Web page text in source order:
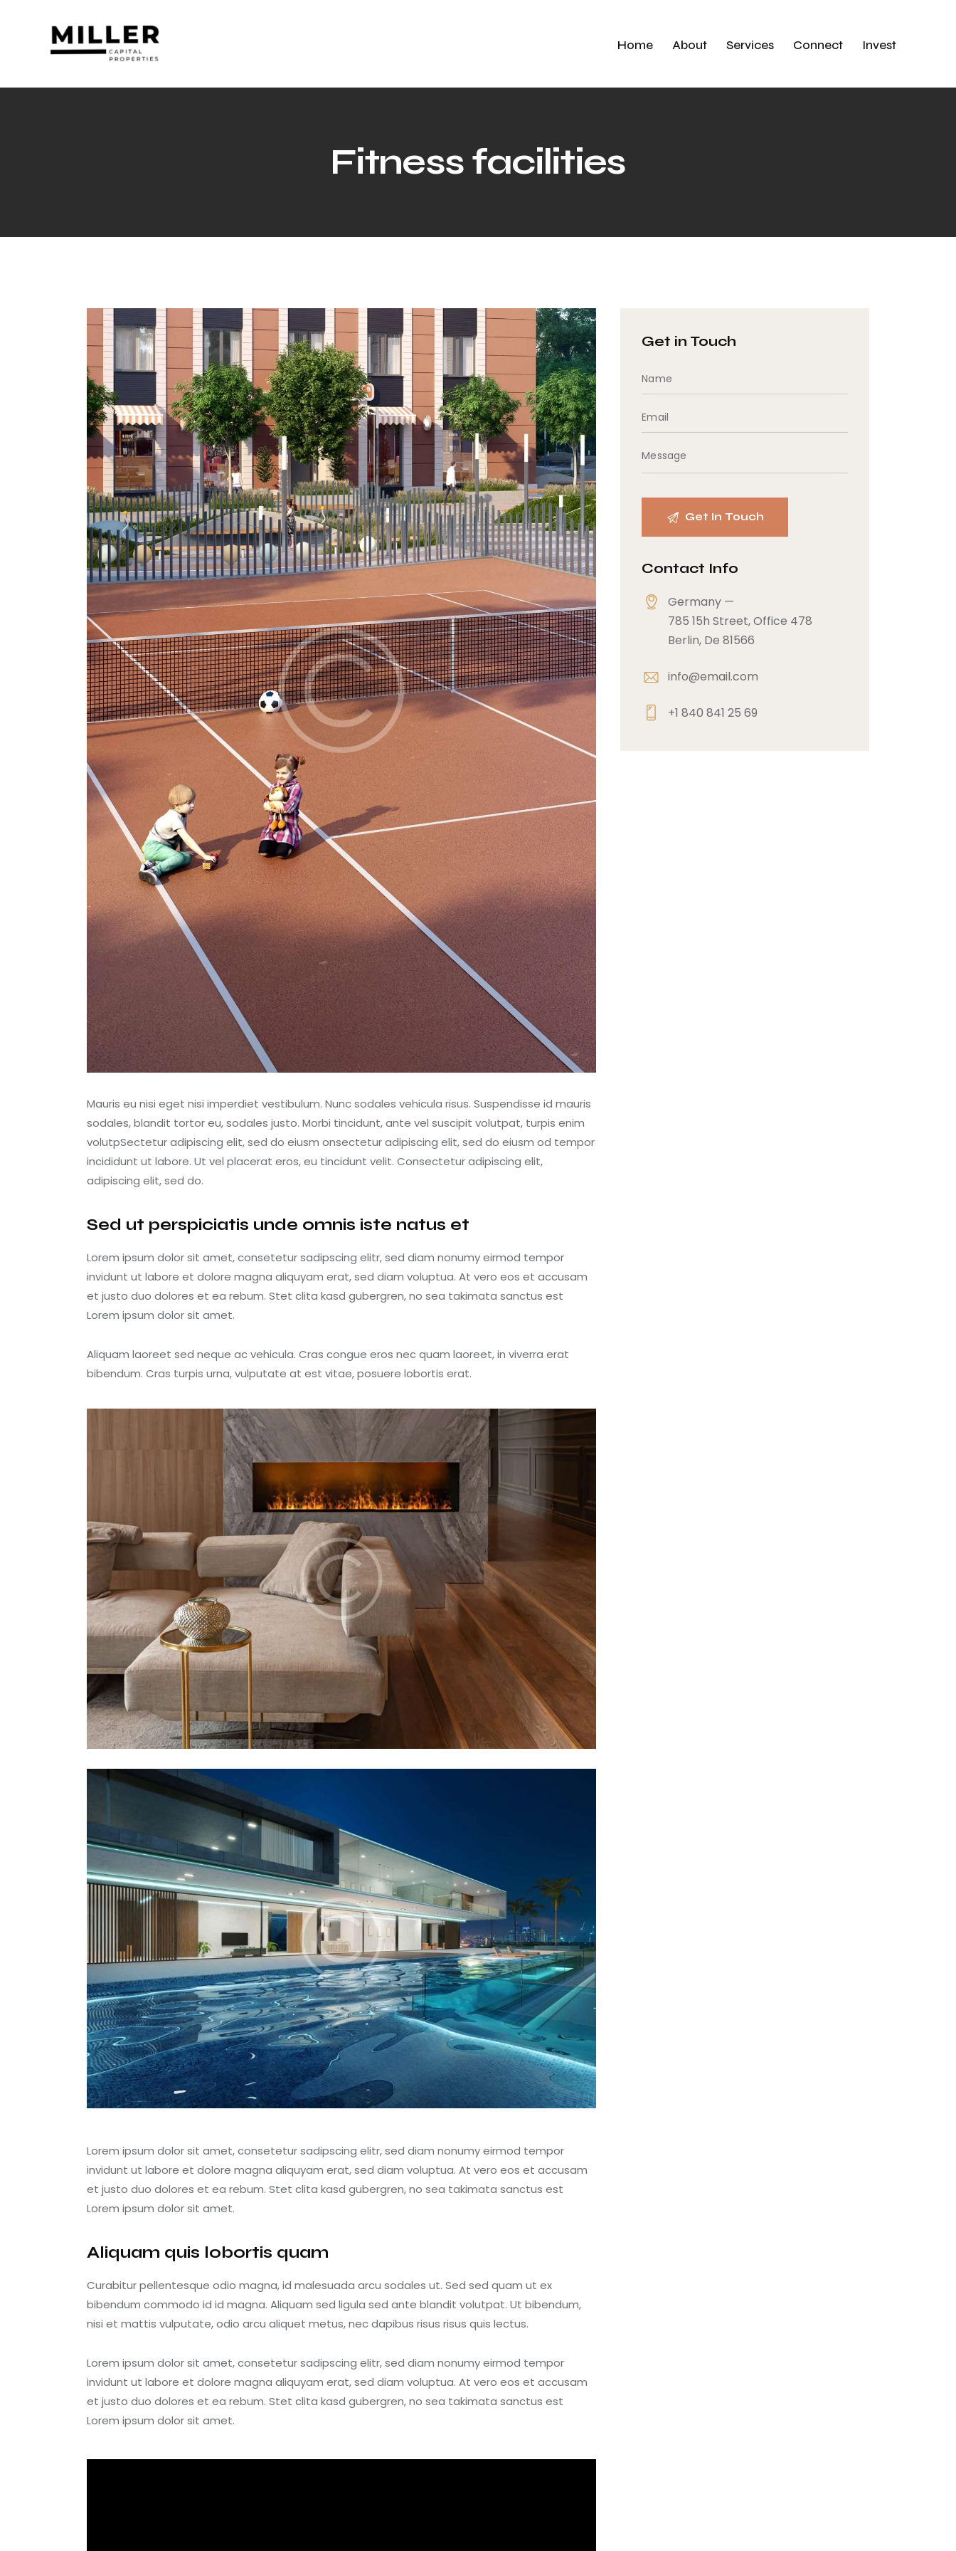
Home About Services Connect Invest
Fitness facilities
Mauris eu nisi eget nisi imperdiet vestibulum. Nunc sodales vehicula risus. Suspendisse id mauris
sodales, blandit tortor eu, sodales justo. Morbi tincidunt, ante vel suscipit volutpat, turpis enim
volutpSectetur adipiscing elit, sed do eiusm onsectetur adipiscing elit, sed do eiusm od tempor
incididunt ut labore. Ut vel placerat eros, eu tincidunt velit. Consectetur adipiscing elit,
adipiscing elit, sed do.
Sed ut perspiciatis unde omnis iste natus et
Lorem ipsum dolor sit amet, consetetur sadipscing elitr, sed diam nonumy eirmod tempor
invidunt ut labore et dolore magna aliquyam erat, sed diam voluptua. At vero eos et accusam
et justo duo dolores et ea rebum. Stet clita kasd gubergren, no sea takimata sanctus est
Lorem ipsum dolor sit amet.
Aliquam laoreet sed neque ac vehicula. Cras congue eros nec quam laoreet, in viverra erat
bibendum. Cras turpis urna, vulputate at est vitae, posuere lobortis erat.
Lorem ipsum dolor sit amet, consetetur sadipscing elitr, sed diam nonumy eirmod tempor
invidunt ut labore et dolore magna aliquyam erat, sed diam voluptua. At vero eos et accusam
et justo duo dolores et ea rebum. Stet clita kasd gubergren, no sea takimata sanctus est
Lorem ipsum dolor sit amet.
Aliquam quis lobortis quam
Curabitur pellentesque odio magna, id malesuada arcu sodales ut. Sed sed quam ut ex
bibendum commodo id id magna. Aliquam sed ligula sed ante blandit volutpat. Ut bibendum,
nisi et mattis vulputate, odio arcu aliquet metus, nec dapibus risus risus quis lectus.
Lorem ipsum dolor sit amet, consetetur sadipscing elitr, sed diam nonumy eirmod tempor
invidunt ut labore et dolore magna aliquyam erat, sed diam voluptua. At vero eos et accusam
et justo duo dolores et ea rebum. Stet clita kasd gubergren, no sea takimata sanctus est
Lorem ipsum dolor sit amet.
Get in Touch
Contact Info
Germany —
785 15h Street, Office 478
Berlin, De 81566
info@email.com
+1 840 841 25 69